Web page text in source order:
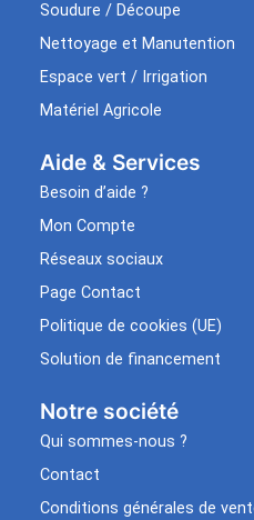
Soudure / Découpe
Nettoyage et Manutention
Espace vert / Irrigation
Matériel Agricole
Aide & Services​
Besoin d’aide ?
Mon Compte
Réseaux sociaux
Page Contact
Politique de cookies (UE)
Solution de financement
Notre société
Qui sommes-nous ?
Contact
Conditions générales de